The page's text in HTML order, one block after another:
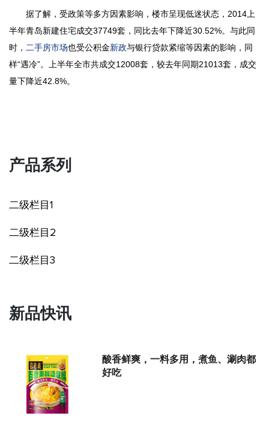
据了解，受政策等多方因素影响，楼市呈现低迷状态，2014上
半年青岛新建住宅成交37749套，同比去年下降近30.52%。与此同
时， 二手房市场也受公积金新政与银行贷款紧缩等因素的影响，同
样“遇冷”。上半年全市共成交12008套，较去年同期21013套，成交
量下降近42.8%。
产品系列
二级栏目1
二级栏目2
二级栏目3
新品快讯
酸香鲜爽，一料多用，煮鱼、涮肉都
好吃